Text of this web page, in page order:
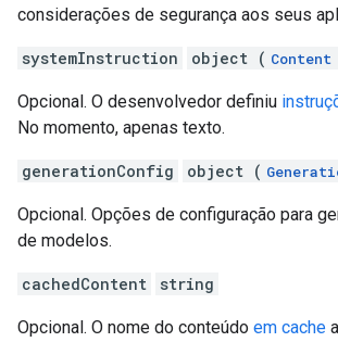
considerações de segurança aos seus
systemInstruction object ( Content
Opcional. O desenvolvedor definiu
No momento, apenas texto.
generationConfig object (
Opcional. Opções de configuração para
de modelos.
cachedContent string
Opcional. O nome do conteúdo em cache